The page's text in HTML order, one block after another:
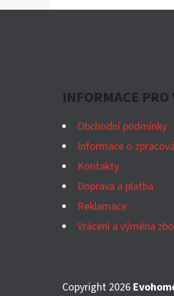
INFORMACE PRO
Obchodní podmínky
Informace o
Kontakty
Doprava a platba
Reklamace
Vrácení a výměna
Copyright 2026